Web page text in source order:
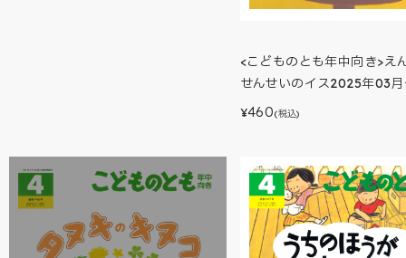
<こどものとも年中向き>え
せんせいのイス2025年03
¥460(税込)